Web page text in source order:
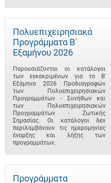
Πολυεπιχειρησιακά
Προγράμματα B΄
Εξαμήνου 2026
Παρουσιάζονται οι κατάλογοι
των εγκεκριμένων για το B'
Εξάμηνο 2026 Προδιαγραφών
των Πολυεπιχειρησιακών
Προγραμμάτων - Συνήθων και
των Πολυεπιχειρησιακών
Προγραμμάτων - Ζωτικής
Σημασίας. Οι κατάλογοι δεν
περιλαμβάνουν τις ημερομηνίες
έναρξης και λήξης των
προγραμμάτων.
Προγράμματα